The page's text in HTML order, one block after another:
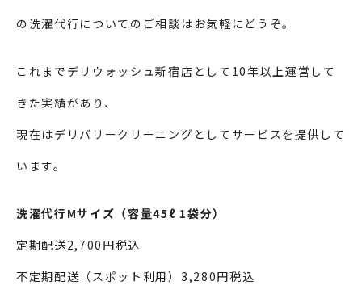
の洗濯代行についてのご相談はお気軽にどうぞ。
これまでデリウォッシュ新宿店として10年以上運営して
きた実績があり、
現在はデリバリークリーニングとしてサービスを提供して
います。
洗濯代行Mサイズ（容量45ℓ 1袋分）
定期配送2,700円税込
不定期配送（スポット利用）3,280円税込